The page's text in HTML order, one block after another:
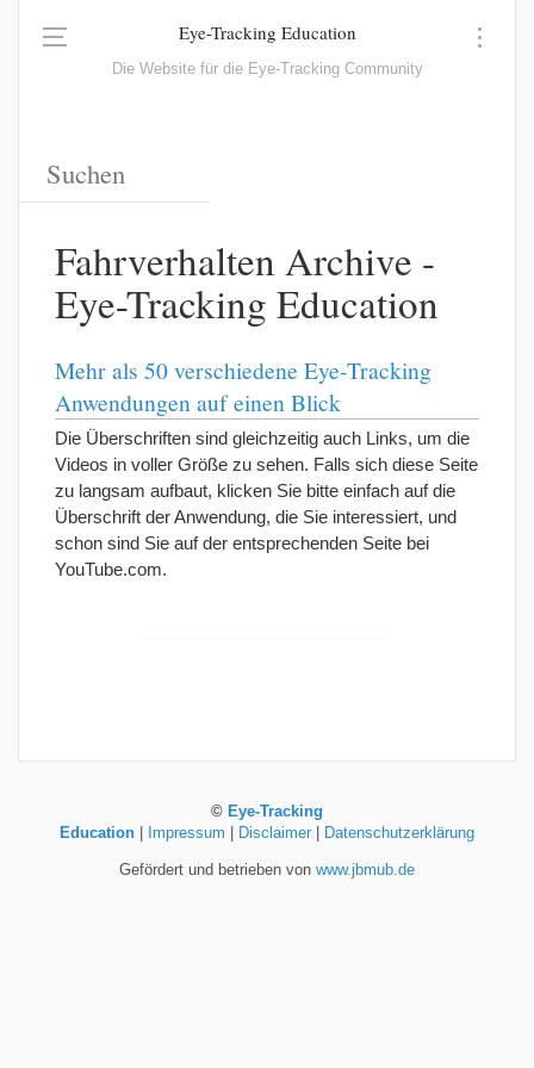
Eye-Tracking Education
Die Website für die Eye-Tracking Community
Fahrverhalten Archive -
Eye-Tracking Education
Mehr als 50 verschiedene Eye-Tracking
Anwendungen auf einen Blick
Die Überschriften sind gleichzeitig auch Links, um die
Videos in voller Größe zu sehen. Falls sich diese Seite
zu langsam aufbaut, klicken Sie bitte einfach auf die
Überschrift der Anwendung, die Sie interessiert, und
schon sind Sie auf der entsprechenden Seite bei
YouTube.com.
© Eye-Tracking
Education
Impressum Disclaimer Datenschutzerklärung
Gefördert und betrieben von www.jbmub.de